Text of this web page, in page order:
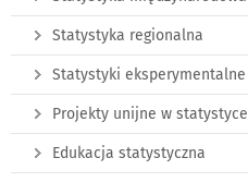
Statystyka regionalna
Statystyki eksperymentalne
Projekty unijne w statystyce
Edukacja statystyczna